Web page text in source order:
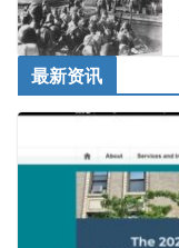
最新资讯